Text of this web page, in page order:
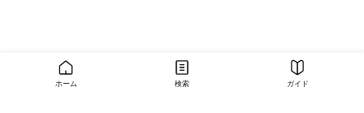
ホーム 検索 ガイド